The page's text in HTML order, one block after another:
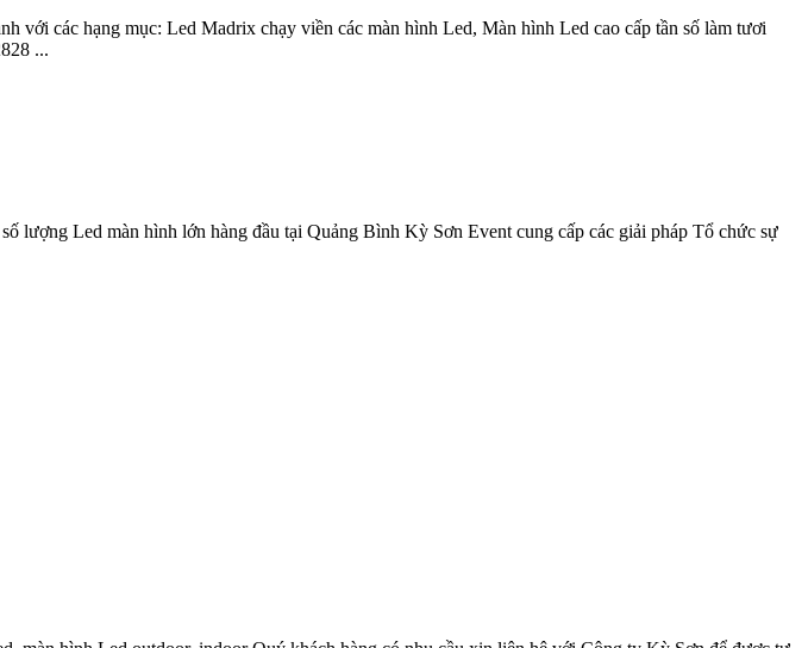
các hạng mục: Led Madrix chạy viền các màn hình Led, Màn hình Led cao cấp tần số làm tươi
...
lượng Led màn hình lớn hàng đầu tại Quảng Bình Kỳ Sơn Event cung cấp các giải pháp Tổ chức sự